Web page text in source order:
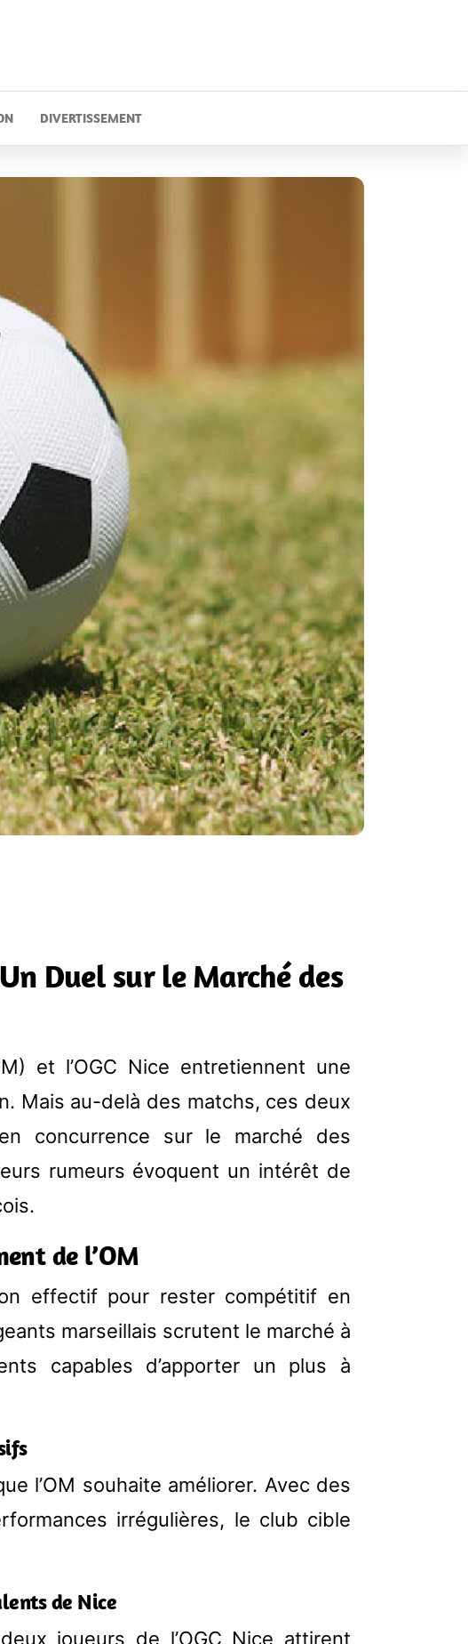
DIVERTISSEMENT
Un Duel sur le Marché des
et l’OGC Nice entretiennent une
Mais au-delà des matchs, ces deux
concurrence sur le marché des
rumeurs évoquent un intérêt de
de l’OM
effectif pour rester compétitif en
marseillais scrutent le marché à
capables d’apporter un plus à
l’OM souhaite améliorer. Avec des
irrégulières, le club cible
de Nice
joueurs de l’OGC Nice attirent